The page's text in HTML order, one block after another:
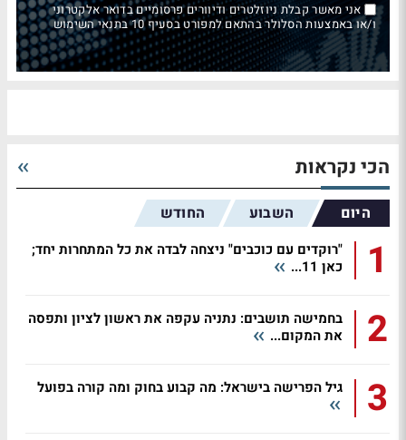
אני מאשר קבלת ניוזלטרים ודיוורים פרסומיים בדואר אלקטרוני
ו/או באמצעות הסלולר בהתאם למפורט בסעיף 10 בתנאי השימוש
הכי נקראות
היום השבוע החודש
1
"רוקדים עם כוכבים" ניצחה לבדה את כל המתחרות יחד;
כאן 11...
2
בחמישה תושבים: נתניה עקפה את ראשון לציון ותפסה
את המקום...
3 גיל הפרישה בישראל: מה קבוע בחוק ומה קורה בפועל